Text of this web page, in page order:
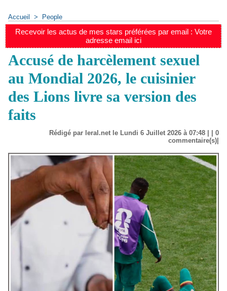
Accueil > People
Recevoir les actus de mes stars préférées par email : Votre
adresse email ici
Accusé de harcèlement sexuel
au Mondial 2026, le cuisinier
des Lions livre sa version des
faits
Rédigé par leral.net le Lundi 6 Juillet 2026 à 07:48 | | 0
commentaire(s)|